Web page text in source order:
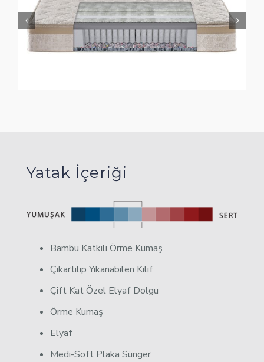
Yatak İçeriği
Bambu Katkılı Örme Kumaş
Çıkartılıp Yıkanabilen Kılıf
Çift Kat Özel Elyaf Dolgu
Örme Kumaş
Elyaf
Medi-Soft Plaka Sünger